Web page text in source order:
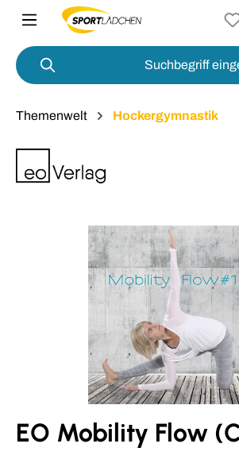
springen
Themenwelt Hockergymnastik
Bildergalerie überspringen
EO Mobility Flow